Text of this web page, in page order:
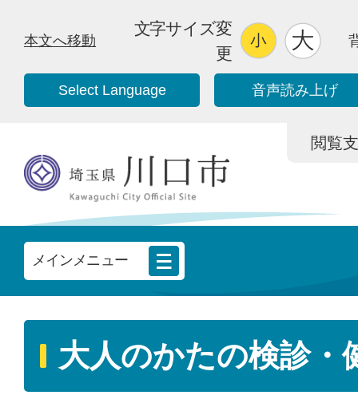
本文へ移動
文字サイズ変
更
Select Language 音声読み上げ
閲覧
メインメニュー
大人のかたの検診・